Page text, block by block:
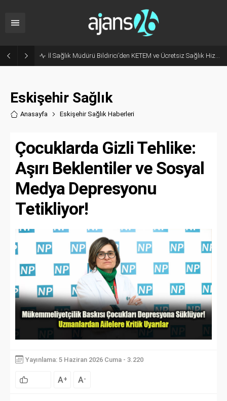
Hani Eskişehir Kaleydi? Yeni Parti’ye Geçişte Hesaplar Tutmadı!
Eskişehir Sağlık
Anasayfa Eskişehir Sağlık Haberleri
Çocuklarda Gizli Tehlike:
Aşırı Beklentiler ve Sosyal
Medya Depresyonu
Tetikliyor!
Yayınlama: 5 Haziran 2026 Cuma - 3.220
A+ A-